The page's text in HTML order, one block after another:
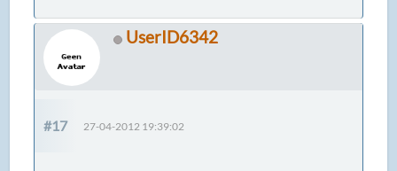
UserID6342
#17 27-04-2012 19:39:02